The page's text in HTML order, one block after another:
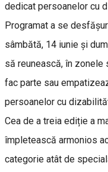
dedicat persoanelor cu
Programat a se
sâmbătă, 14 iunie și
să reunească, în zonele
fac parte sau
persoanelor cu
Cea de a treia ediție a
împletească armonios
categorie atât de